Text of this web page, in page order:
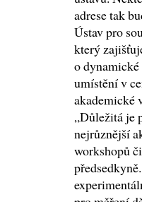
adrese tak
Ústav pro
který
o
umístění v
akademické
„Důležitá je
nejrůznější
workshopů